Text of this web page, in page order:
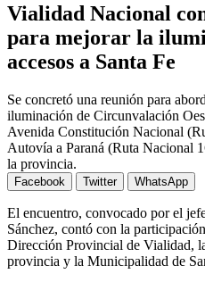
Vialidad Nacional
para mejorar la
accesos a Santa Fe
Se concretó una reunión para
iluminación de Circunvalación
Avenida Constitución Nacional
Autovía a Paraná (Ruta Nacional
la provincia.
Facebook Twitter WhatsApp
El encuentro, convocado por el
Sánchez, contó con la
Dirección Provincial de Vialidad,
provincia y la Municipalidad de